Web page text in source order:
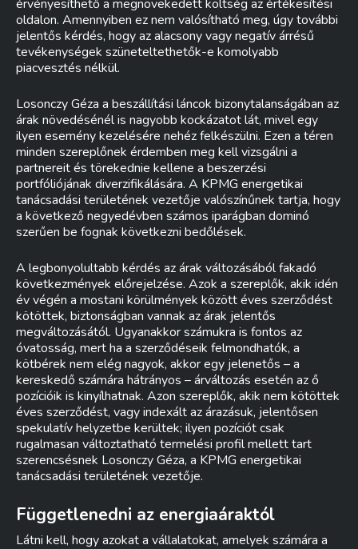
érvényesíthető a megnövekedett költség az értékesítési
oldalon. Amennyiben ez nem valósítható meg, úgy további
jelentős kérdés, hogy az alacsony vagy negatív árrésű
tevékenységek szüneteltethetők-e komolyabb
piacvesztés nélkül.
Losonczy Géza a beszállítási láncok bizonytalanságában az
árak növedésénél is nagyobb kockázatot lát, mivel egy
ilyen esemény kezelésére nehéz felkészülni. Ezen a téren
minden szereplőnek érdemben meg kell vizsgálni a
partnereit és törekednie kellene a beszerzési
portfóliójának diverzifikálására. A KPMG energetikai
tanácsadási területének vezetője valószínűnek tartja, hogy
a következő negyedévben számos iparágban dominó
szerűen be fognak következni bedőlések.
A legbonyolultabb kérdés az árak változásából fakadó
következmények előrejelzése. Azok a szereplők, akik idén
év végén a mostani körülmények között éves szerződést
kötöttek, biztonságban vannak az árak jelentős
megváltozásától. Ugyanakkor számukra is fontos az
óvatosság, mert ha a szerződéseik felmondhatók, a
kötbérek nem elég nagyok, akkor egy jelenetős – a
kereskedő számára hátrányos – árváltozás esetén az ő
pozícióik is kinyílhatnak. Azon szereplők, akik nem kötöttek
éves szerződést, vagy indexált az árazásuk, jelentősen
spekulatív helyzetbe kerültek; ilyen pozíciót csak
rugalmasan változtatható termelési profil mellett tart
szerencsésnek Losonczy Géza, a KPMG energetikai
tanácsadási területének vezetője.
Függetlenedni az energiaáraktól
Látni kell, hogy azokat a vállalatokat, amelyek számára a